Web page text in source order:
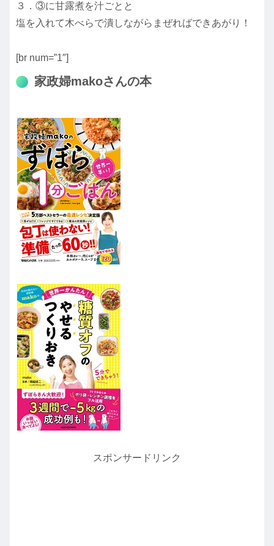
３．③に甘露煮を汁ごとと
塩を入れて木べらで潰しながらまぜればできあがり！
[br num=”1″]
家政婦makoさんの本
スポンサードリンク